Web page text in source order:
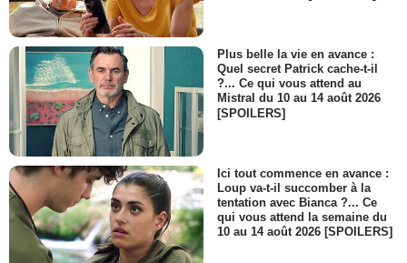
Plus belle la vie en avance :
Quel secret Patrick cache-t-il
?... Ce qui vous attend au
Mistral du 10 au 14 août 2026
[SPOILERS]
Ici tout commence en avance :
Loup va-t-il succomber à la
tentation avec Bianca ?... Ce
qui vous attend la semaine du
10 au 14 août 2026 [SPOILERS]